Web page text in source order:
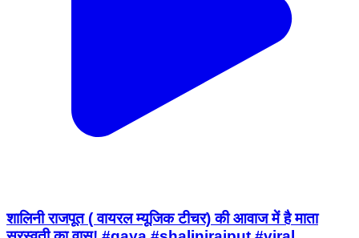
शालिनी राजपूत ( वायरल म्यूजिक टीचर) की आवाज में है माता